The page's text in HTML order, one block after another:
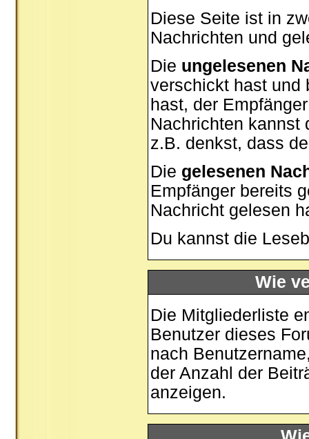
Diese Seite ist in
Nachrichten und
Die ungelesenen
verschickt hast und
hast, der
Nachrichten kannst
z.B. denkst, dass
Die gelesenen
Empfänger bereits
Nachricht gelesen
Du kannst die
Wie
Die Mitgliederliste
Benutzer dieses
nach
der Anzahl der
anzeigen.